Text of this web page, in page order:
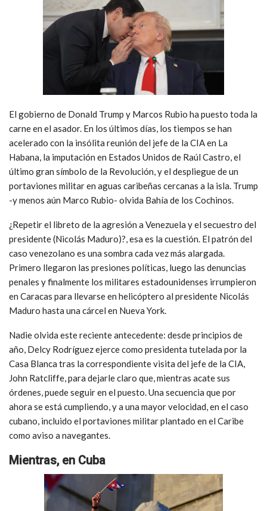
El gobierno de Donald Trump y Marcos Rubio ha puesto toda la
carne en el asador. En los últimos días, los tiempos se han
acelerado con la insólita reunión del jefe de la CIA en La
Habana, la imputación en Estados Unidos de Raúl Castro, el
último gran símbolo de la Revolución, y el despliegue de un
portaviones militar en aguas caribeñas cercanas a la isla. Trump
-y menos aún Marco Rubio- olvida Bahía de los Cochinos.
¿Repetir el libreto de la agresión a Venezuela y el secuestro del
presidente (Nicolás Maduro)?, esa es la cuestión. El patrón del
caso venezolano es una sombra cada vez más alargada.
Primero llegaron las presiones políticas, luego las denuncias
penales y finalmente los militares estadounidenses irrumpieron
en Caracas para llevarse en helicóptero al presidente Nicolás
Maduro hasta una cárcel en Nueva York.
Nadie olvida este reciente antecedente: desde principios de
año, Delcy Rodríguez ejerce como presidenta tutelada por la
Casa Blanca tras la correspondiente visita del jefe de la CIA,
John Ratcliffe, para dejarle claro que, mientras acate sus
órdenes, puede seguir en el puesto. Una secuencia que por
ahora se está cumpliendo, y a una mayor velocidad, en el caso
cubano, incluido el portaviones militar plantado en el Caribe
como aviso a navegantes.
Mientras, en Cuba